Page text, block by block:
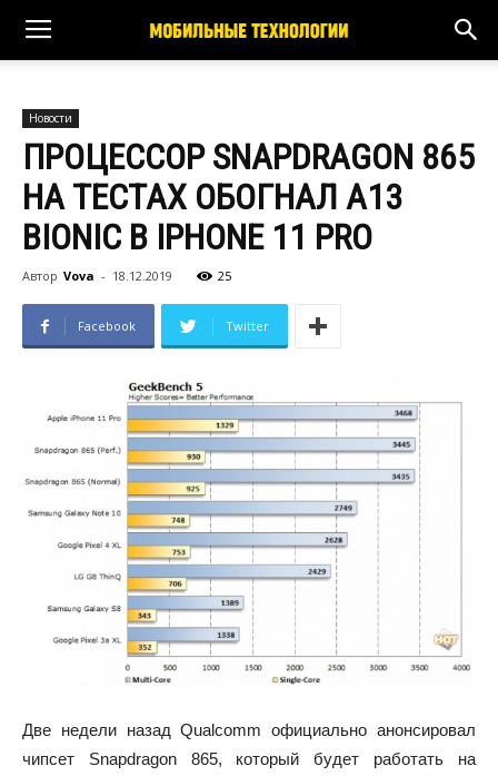
Новости
ПРОЦЕССОР SNAPDRAGON 865
НА ТЕСТАХ ОБОГНАЛ A13
BIONIC В IPHONE 11 PRO
Автор Vova - 18.12.2019 25
Facebook Twitter
Две недели назад Qualcomm официально анонсировал
чипсет Snapdragon 865, который будет работать на